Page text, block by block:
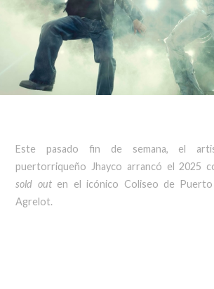
Este pasado fin de semana, el
puertorriqueño Jhayco arrancó el 2025
sold outen el icónico Coliseo de Puerto
Agrelot.